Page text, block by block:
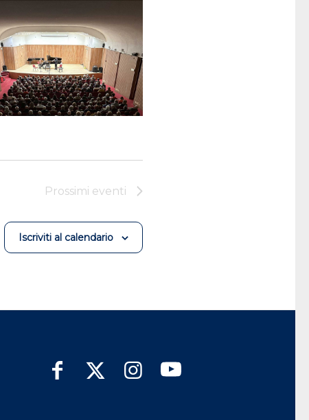
Prossimi eventi
Iscriviti al calendario